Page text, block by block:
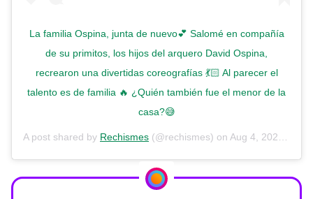
La familia Ospina, junta de nuevo💕 Salomé en compañía
de su primitos, los hijos del arquero David Ospina,
recrearon una divertidas coreografías 💃🏻 Al parecer el
talento es de familia 🔥 ¿Quién también fue el menor de la
casa?😅
A post shared by Rechismes (@rechismes) on Aug 4, 2020 at 9:08am PDT